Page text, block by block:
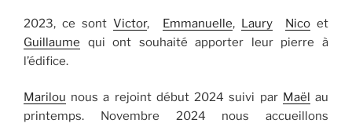
2023, ce sontVictor, Emmanuelle, Laury Nicoet
Guillaume qui ont souhaité apporter leur pierre à
l’édifice.
Marilou nous a rejoint début 2024 suivi par Maël au
printemps. Novembre 2024 nous accueillons